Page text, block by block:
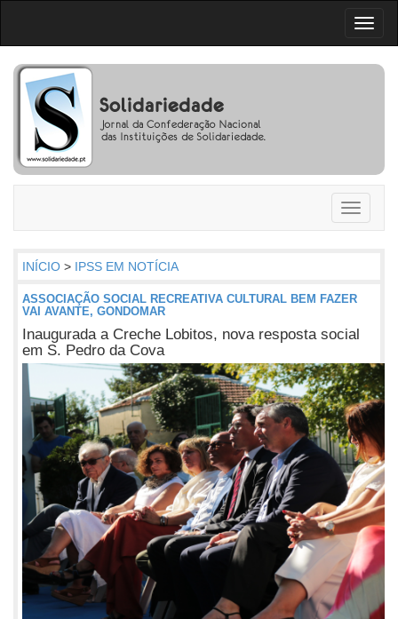
Toggle
INÍCIO > IPSS EM NOTÍCIA
ASSOCIAÇÃO SOCIAL RECREATIVA CULTURAL BEM FAZER
VAI AVANTE, GONDOMAR
Inaugurada a Creche Lobitos, nova resposta social
em S. Pedro da Cova